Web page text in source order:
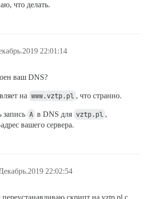
что делать.
22:01:14
ваш DNS?
на www.vztp.pl , что странно.
A в DNS для vztp.pl ,
вашего сервера.
22:02:54
скрипт на vztp.pl с